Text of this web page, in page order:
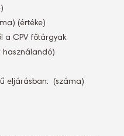
(értéke)
főtárgyak
használandó)
 (száma)